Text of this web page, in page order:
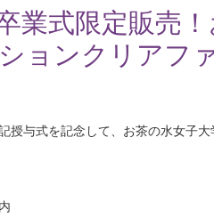
業式限定販売
ョンクリアフ
授与式を記念して、お茶の水女子